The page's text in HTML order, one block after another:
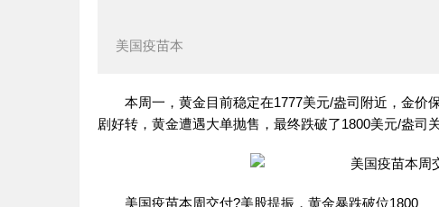
美国疫苗本
本周一，黄金目前稳定在1777美元/盎司附近，金价
剧好转，黄金遭遇大单抛售，最终跌破了1800美元/盎司关
美国疫苗本周交付?美股提振，黄金暴跌破位1800